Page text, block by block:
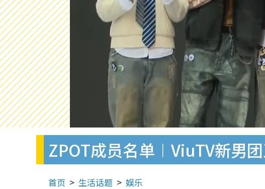
ZPOT成员名单︱ViuTV新男
首页 生活话题 娱乐